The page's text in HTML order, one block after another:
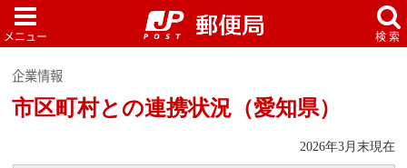
企業情報
市区町村との連携状況（愛知県）
2026年3月末現在